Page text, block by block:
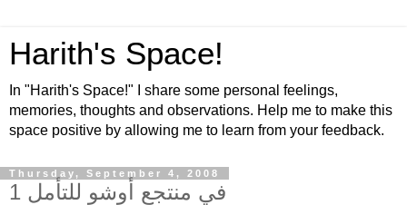
Harith's Space!
In "Harith's Space!" I share some personal feelings,
memories, thoughts and observations. Help me to make this
space positive by allowing me to learn from your feedback.
Thursday, September 4, 2008
في منتجع أوشو للتأمل 1